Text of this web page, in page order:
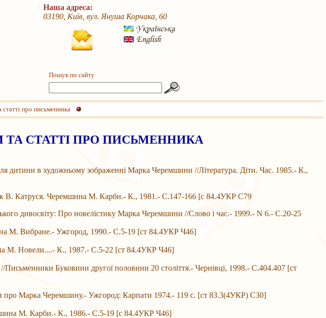
Наша адреса:
03190, Київ, вул. Януша Корчака, 60
Пошук по сайту
статті про письменника
ТА СТАТТІ ПРО ПИСЬМЕННИКА
дитини в художньому зображенні Марка Черемшини //Література. Діти. Час. 1985.- К.,
В. Катруся. Черемшина М. Карби.- К., 1981.- С.147-166 [с 84.4УКР С79
дивосвіту: Про новелістику Марка Черемшини //Слово і час.- 1999.- N 6.- С.20-25
Вибране.- Ужгород, 1990.- С.5-19 [ст 84.4УКР Ч46]
Новели....- К., 1987.- С.5-22 [ст 84.4УКР Ч46]
Буковини другої половини 20 століття.- Чернівці, 1998.- С.404.407 [ст
Марка Черемшину.- Ужгород: Карпати 1974.- 119 с. [ст 83.3(4УКР) С30]
М. Карби.- К., 1986.- С.5-19 [с 84.4УКР Ч46]